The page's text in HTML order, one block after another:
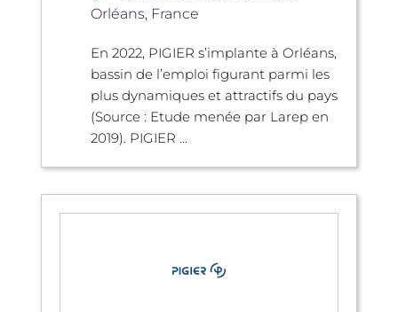
Orléans, France
En 2022, PIGIER s’implante à Orléans,
bassin de l’emploi figurant parmi les
plus dynamiques et attractifs du pays
(Source : Etude menée par Larep en
2019). PIGIER ...